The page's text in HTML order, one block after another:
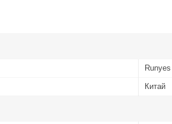
Runyes
Китай